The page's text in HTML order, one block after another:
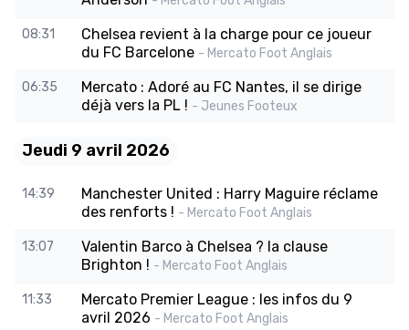
08:31
Chelsea revient à la charge pour ce joueur
du FC Barcelone - Mercato Foot Anglais
06:35
Mercato : Adoré au FC Nantes, il se dirige
déjà vers la PL ! - Jeunes Footeux
Jeudi 9 avril 2026
14:39
Manchester United : Harry Maguire réclame
des renforts ! - Mercato Foot Anglais
13:07
Valentin Barco à Chelsea ? la clause
Brighton ! - Mercato Foot Anglais
11:33
Mercato Premier League : les infos du 9
avril 2026 - Mercato Foot Anglais